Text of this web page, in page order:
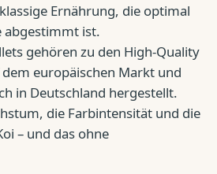
Ernährung, die optimal
abgestimmt ist.
gehören zu den High-Quality
europäischen Markt und
in Deutschland hergestellt.
die Farbintensität und die
– und das ohne